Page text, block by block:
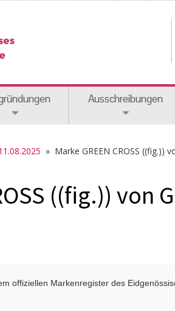
Ausschreibungen
» Marke GREEN CROSS ((fig.))
((fig.)) von
offiziellen Markenregister des